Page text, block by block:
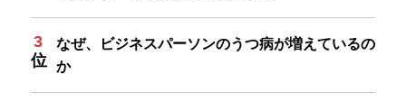
なぜ、ビジネスパーソンのうつ病が増えているの
か